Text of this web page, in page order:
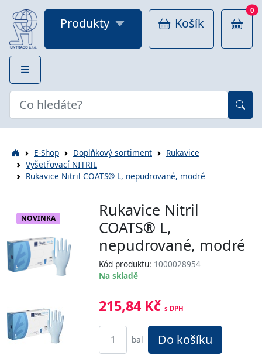
Produkty Košík
0
E-Shop Doplňkový sortiment
Rukavice
Vyšetřovací NITRIL
Rukavice Nitril COATS® L, nepudrované, modré
NOVINKA
Rukavice Nitril
COATS® L,
nepudrované, modré
Kód produktu: 1000028954
Na skladě
215,84 Kčs DPH
bal Do košíku